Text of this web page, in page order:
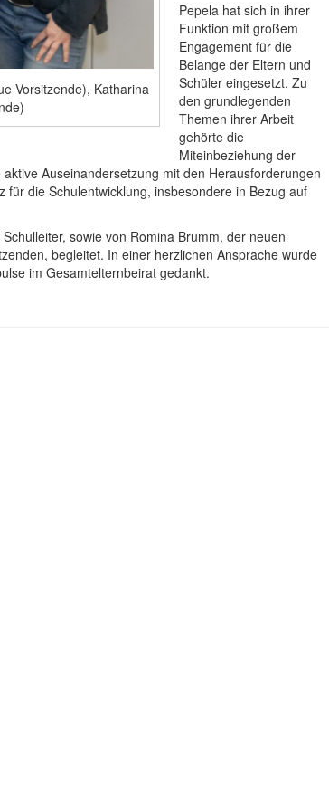
Vorsitzende), Katharina
Pepela hat sich in ihrer
Funktion mit großem
Engagement für die
Belange der Eltern und
Schüler eingesetzt. Zu
den grundlegenden
Themen ihrer Arbeit
gehörte die
Miteinbeziehung der
Auseinandersetzung mit den Herausforderungen
die Schulentwicklung, insbesondere in Bezug auf
sowie von Romina Brumm, der neuen
begleitet. In einer herzlichen Ansprache wurde
im Gesamtelternbeirat gedankt.